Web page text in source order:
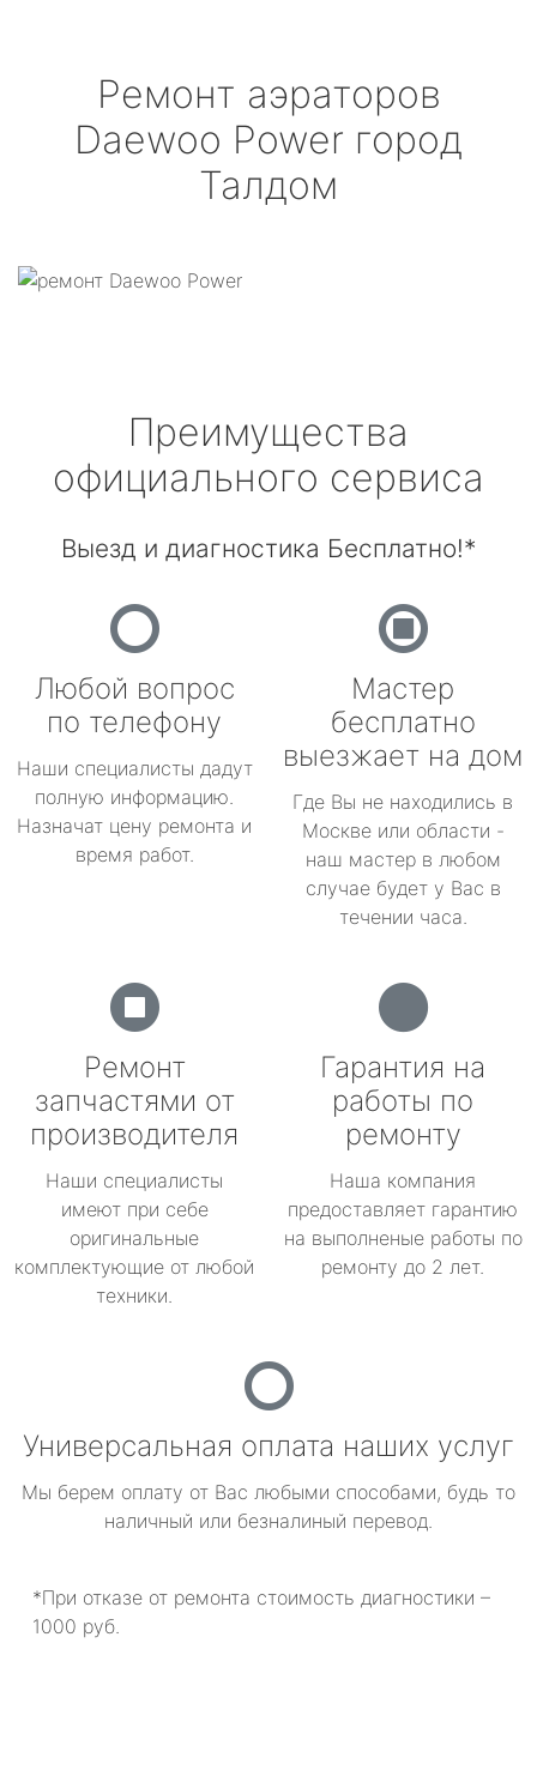
Ремонт аэраторов
Daewoo Power город
Талдом
Преимущества
официального сервиса
Выезд и диагностика Бесплатно!*
Любой вопрос
по телефону
Наши специалисты дадут
полную информацию.
Назначат цену ремонта и
время работ.
Мастер
бесплатно
выезжает на дом
Где Вы не находились в
Москве или области -
наш мастер в любом
случае будет у Вас в
течении часа.
Ремонт
запчастями от
производителя
Наши специалисты
имеют при себе
оригинальные
комплектующие от любой
техники.
Гарантия на
работы по
ремонту
Наша компания
предоставляет гарантию
на выполненые работы по
ремонту до 2 лет.
Универсальная оплата наших услуг
Мы берем оплату от Вас любыми способами, будь то
наличный или безналиный перевод.
*При отказе от ремонта стоимость диагностики –
1000 руб.